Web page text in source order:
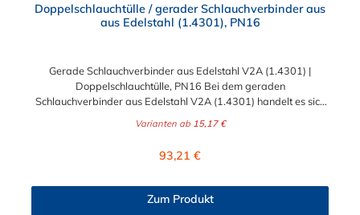
Doppelschlauchtülle / gerader Schlauchverbinder aus
aus Edelstahl (1.4301), PN16
Gerade Schlauchverbinder aus Edelstahl V2A (1.4301) |
Doppelschlauchtülle, PN16 Bei dem geraden
Schlauchverbinder aus Edelstahl V2A (1.4301) handelt es sich
Schläuche sicher, zuverlässig, schnell und preiswert
Schlauchverbinder ist somit ein idealer Verbinder für
sogenannte Tannenbaum (Rippung) der Stutzen gewährleistet
einen sicheren Halt des Schlauches. Gegebenenfalls kann eine
Varianten ab15,17 €
Regulärer Preis:
93,21 €
Zum Produkt